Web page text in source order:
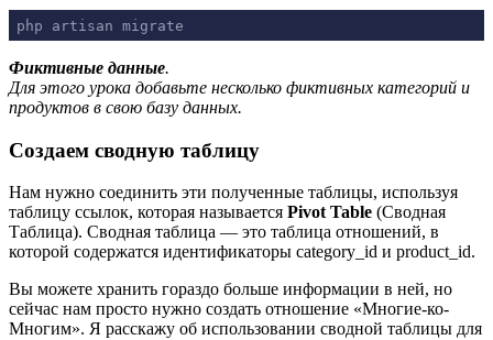
php artisan migrate
Фиктивные данные.
Для этого урока добавьте несколько фиктивных категорий и
продуктов в свою базу данных.
Создаем сводную таблицу
Нам нужно соединить эти полученные таблицы, используя
таблицу ссылок, которая называется Pivot Table (Сводная
Таблица). Сводная таблица — это таблица отношений, в
которой содержатся идентификаторы category_id и product_id.
Вы можете хранить гораздо больше информации в ней, но
сейчас нам просто нужно создать отношение «Многие-ко-
Многим». Я расскажу об использовании сводной таблицы для